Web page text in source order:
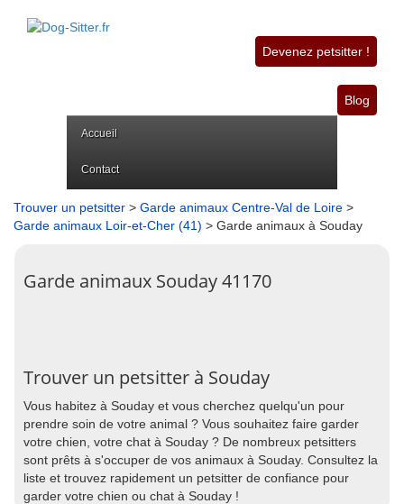
Devenez petsitter !
Blog
Accueil
Contact
Trouver un petsitter > Garde animaux Centre-Val de Loire >
Garde animaux Loir-et-Cher (41) > Garde animaux à Souday
Garde animaux Souday 41170
Trouver un petsitter à Souday
Vous habitez à Souday et vous cherchez quelqu'un pour
prendre soin de votre animal ? Vous souhaitez faire garder
votre chien, votre chat à Souday ? De nombreux petsitters
sont prêts à s'occuper de vos animaux à Souday. Consultez la
liste et trouvez rapidement un petsitter de confiance pour
garder votre chien ou chat à Souday !